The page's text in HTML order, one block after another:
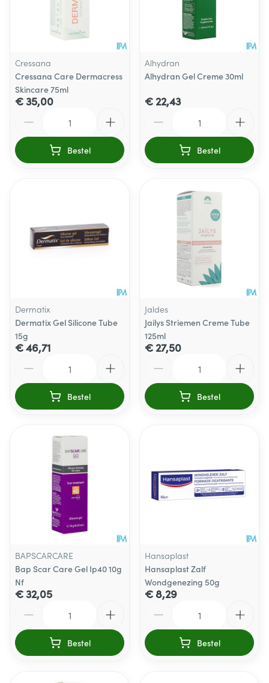
Cressana
Cressana Care Dermacress
Skincare 75ml
€ 35,00
Bestel
Alhydran
Alhydran Gel Creme 30ml
€ 22,43
Bestel
Dermatix
Dermatix Gel Silicone Tube
15g
€ 46,71
Bestel
Jaldes
Jailys Striemen Creme Tube
125ml
€ 27,50
Bestel
BAPSCARCARE
Bap Scar Care Gel Ip40 10g
Nf
€ 32,05
Bestel
Hansaplast
Hansaplast Zalf
Wondgenezing 50g
€ 8,29
Bestel